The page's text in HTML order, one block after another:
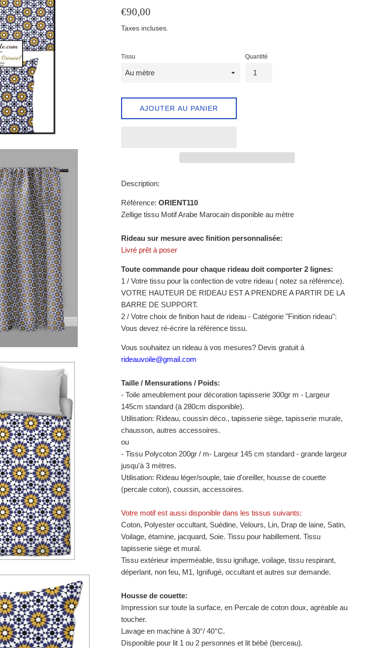
Prix
€90,00
Taxes incluses.
Tissu Quantité
AJOUTER AU PANIER
Description:
Référence: ORIENT110
Zellige tissu Motif Arabe Marocain disponible au mètre
Rideau sur mesure avec finition personnalisée:
Livré prêt à poser
Toute commande pour chaque rideau doit comporter 2 lignes:
1 / Votre tissu pour la confection de votre rideau ( notez sa référence).
VOTRE HAUTEUR DE RIDEAU EST A PRENDRE A PARTIR DE LA
BARRE DE SUPPORT.
2 / Votre choix de finition haut de rideau - Catégorie "Finition rideau":
Vous devez ré-écrire la référence tissu.
Vous souhaitez un rideau à vos mesures? Devis gratuit à
rideauvoile@gmail.com
Taille / Mensurations / Poids:
- Toile ameublement pour décoration tapisserie 300gr m - Largeur
145cm standard (à 280cm disponible).
Utilisation: Rideau, coussin déco., tapisserie siège, tapisserie murale,
chausson, autres accessoires.
ou
- Tissu Polycoton 200gr / m- Largeur 145 cm standard - grande largeur
jusqu'à 3 mètres.
Utilisation: Rideau léger/souple, taie d'oreiller, housse de couette
(percale coton), coussin, accessoires.
Votre motif est aussi disponible dans les tissus suivants:
Coton, Polyester occultant, Suédine, Velours, Lin, Drap de laine, Satin,
Voilage, étamine, jacquard, Soie. Tissu pour habillement. Tissu
tapisserie siège et mural.
Tissu extérieur imperméable, tissu ignifuge, voilage, tissu respirant,
déperlant, non feu, M1, ​​Ignifugé, occultant et autres sur demande.
Housse de couette:
Impression sur toute la surface, en Percale de coton doux, agréable au
toucher.
Lavage en machine à 30°/ 40°C.
Disponible pour lit 1 ou 2 personnes et lit bébé (berceau).